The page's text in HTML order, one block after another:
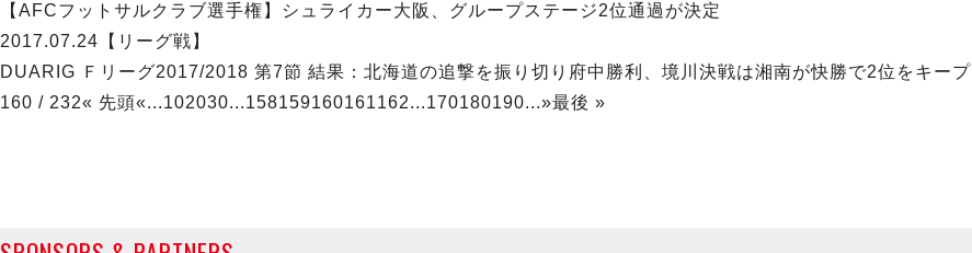
【AFCフットサルクラブ選手権】シュライカー大阪、グループステージ2位通過が決定
2017.07.24 【リーグ戦】
DUARIG Ｆリーグ2017/2018 第7節 結果：北海道の追撃を振り切り府中勝利、境川決戦は湘南が快勝で2位をキープ
160 / 232« 先頭«...102030...158159160161162...170180190...»最後 »